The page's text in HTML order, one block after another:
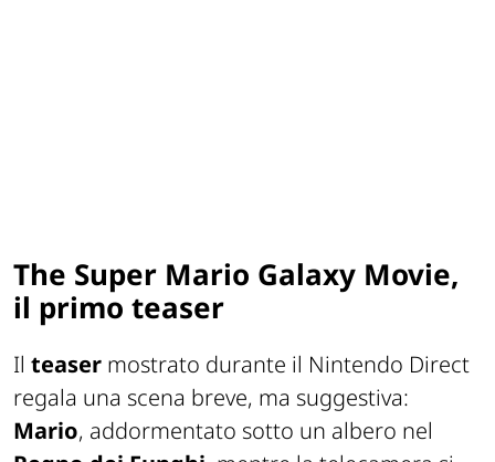
The Super Mario Galaxy Movie,
il primo teaser
Il teaser mostrato durante il Nintendo Direct
regala una scena breve, ma suggestiva:
Mario, addormentato sotto un albero nel